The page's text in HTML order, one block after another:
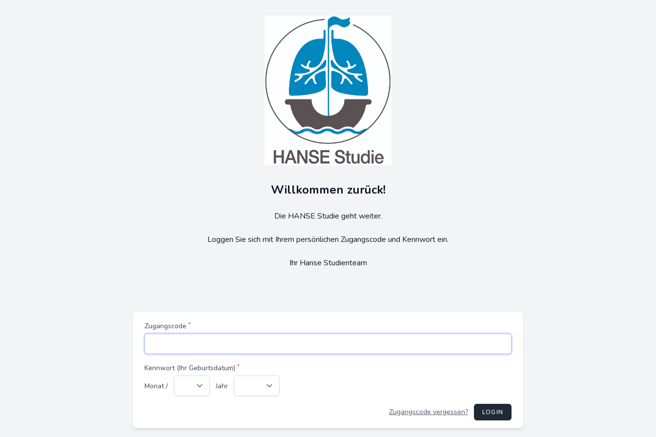
Willkommen zurück!
Die HANSE Studie geht weiter.
Loggen Sie sich mit Ihrem persönlichen Zugangscode und Kennwort ein.
Ihr Hanse Studienteam
Zugangscode *
Kennwort (Ihr Geburtsdatum) *
Monat / Jahr
Zugangscode vergessen? LOGIN